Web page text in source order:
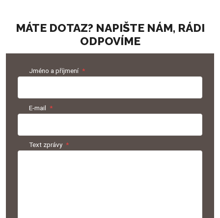
MÁTE DOTAZ? NAPIŠTE NÁM, RÁDI
ODPOVÍME
Jméno a příjmení *
E-mail *
Text zprávy *